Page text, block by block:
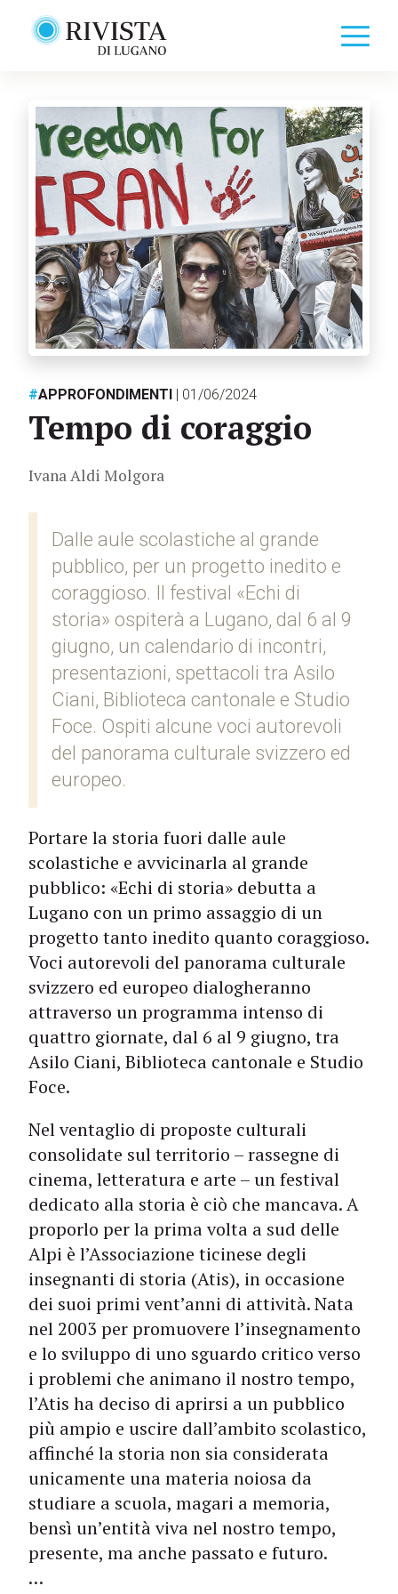
#APPROFONDIMENTI | 01/06/2024
Tempo di coraggio
Ivana Aldi Molgora
Dalle aule scolastiche al grande
pubblico, per un progetto inedito e
coraggioso. Il festival «Echi di
storia» ospiterà a Lugano, dal 6 al 9
giugno, un calendario di incontri,
presentazioni, spettacoli tra Asilo
Ciani, Biblioteca cantonale e Studio
Foce. Ospiti alcune voci autorevoli
del panorama culturale svizzero ed
europeo.
Portare la storia fuori dalle aule
scolastiche e avvicinarla al grande
pubblico: «Echi di storia» debutta a
Lugano con un primo assaggio di un
progetto tanto inedito quanto coraggioso.
Voci autorevoli del panorama culturale
svizzero ed europeo dialogheranno
attraverso un programma intenso di
quattro giornate, dal 6 al 9 giugno, tra
Asilo Ciani, Biblioteca cantonale e Studio
Foce.
Nel ventaglio di proposte culturali
consolidate sul territorio – rassegne di
cinema, letteratura e arte – un festival
dedicato alla storia è ciò che mancava. A
proporlo per la prima volta a sud delle
Alpi è l’Associazione ticinese degli
insegnanti di storia (Atis), in occasione
dei suoi primi vent’anni di attività. Nata
nel 2003 per promuovere l’insegnamento
e lo sviluppo di uno sguardo critico verso
i problemi che animano il nostro tempo,
l’Atis ha deciso di aprirsi a un pubblico
più ampio e uscire dall’ambito scolastico,
affinché la storia non sia considerata
unicamente una materia noiosa da
studiare a scuola, magari a memoria,
bensì un’entità viva nel nostro tempo,
presente, ma anche passato e futuro.
…